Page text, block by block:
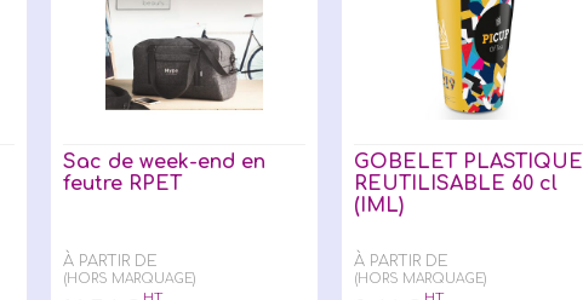
Sac de week-end en
feutre RPET
À PARTIR DE
(HORS MARQUAGE)
GOBELET PLASTIQUE
REUTILISABLE 60 cl
(IML)
À PARTIR DE
(HORS MARQUAGE)